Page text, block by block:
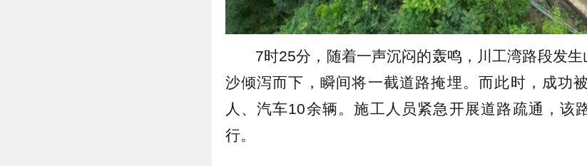
7时25分，随着一声沉闷的轰鸣，川工湾路段发
沙倾泻而下，瞬间将一截道路掩埋。而此时，成功
人、汽车10余辆。施工人员紧急开展道路疏通，该
行。